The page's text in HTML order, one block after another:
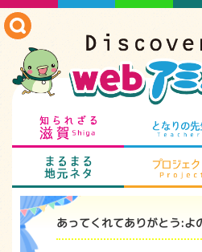
知られざる滋
まるまる地元ネ
あってくれてありがとう:よ